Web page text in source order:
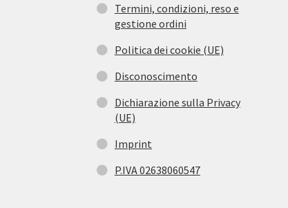
Termini, condizioni, reso e
gestione ordini
Politica dei cookie (UE)
Disconoscimento
Dichiarazione sulla Privacy
(UE)
Imprint
P.IVA 02638060547